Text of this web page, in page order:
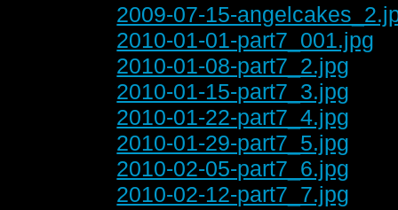
2009-07-15-
2010-01-01-part7_001.jpg
2010-01-08-part7_2.jpg
2010-01-15-part7_3.jpg
2010-01-22-part7_4.jpg
2010-01-29-part7_5.jpg
2010-02-05-part7_6.jpg
2010-02-12-part7_7.jpg